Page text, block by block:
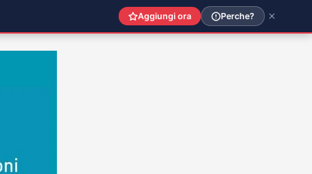
Aggiungi ora Perche?